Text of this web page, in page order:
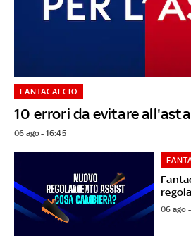
10 errori da evitare
FANTACALCIO
06 ago - 16:45
06 ago